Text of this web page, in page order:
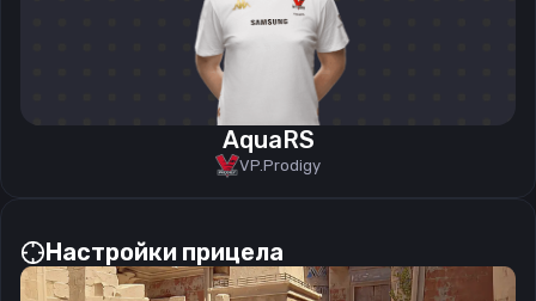
AquaRS
VP.Prodigy
Настройки прицела